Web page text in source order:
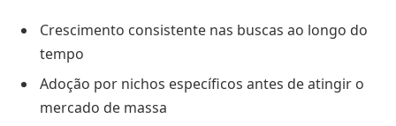
Crescimento consistente nas buscas ao longo do
tempo
Adoção por nichos específicos antes de atingir o
mercado de massa